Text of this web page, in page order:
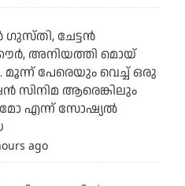
ഗുസ്തി, ചേട്ടന്‍
അനിയത്തി മൊയ്
മൂന്ന് പേരെയും വെച്ച് ഒരു
സിനിമ ആരെങ്കിലും
എന്ന് സോഷ്യല്‍
ago